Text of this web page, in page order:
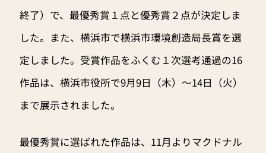
終了）で、最優秀賞１点と優秀賞２点が決定しま
した。また、横浜市で横浜市環境創造局長賞を選
定しました。受賞作品をふくむ１次選考通過の16
作品は、横浜市役所で9月9日（木）〜14日（火）
まで展示されました。
最優秀賞に選ばれた作品は、11月よりマクドナル